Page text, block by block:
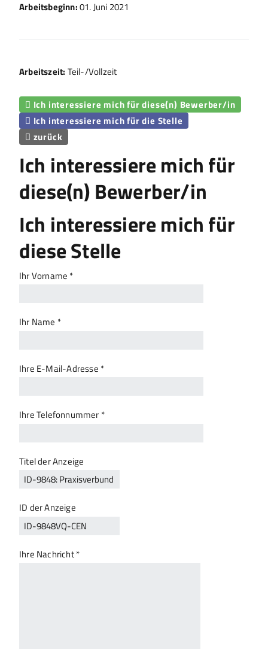
Arbeitsbeginn:01. Juni 2021
Arbeitszeit: Teil-/Vollzeit
 Ich interessiere mich für diese(n) Bewerber/in
 Ich interessiere mich für die Stelle
 zurück
Ich interessiere mich für
diese(n) Bewerber/in
Ich interessiere mich für
diese Stelle
Ihr Vorname *
Ihr Name *
Ihre E-Mail-Adresse *
Ihre Telefonnummer *
Titel der Anzeige
ID der Anzeige
Ihre Nachricht *